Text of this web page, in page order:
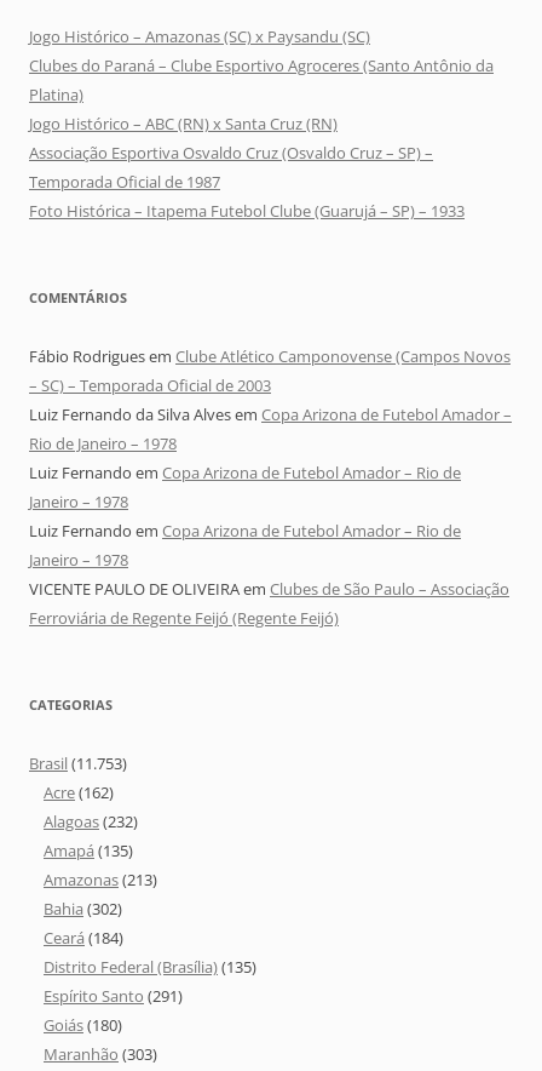
Jogo Histórico – Amazonas (SC) x Paysandu (SC)
Clubes do Paraná – Clube Esportivo Agroceres (Santo Antônio da
Platina)
Jogo Histórico – ABC (RN) x Santa Cruz (RN)
Associação Esportiva Osvaldo Cruz (Osvaldo Cruz – SP) –
Temporada Oficial de 1987
Foto Histórica – Itapema Futebol Clube (Guarujá – SP) – 1933
COMENTÁRIOS
Fábio Rodriguesem Clube Atlético Camponovense (Campos Novos
– SC) – Temporada Oficial de 2003
Luiz Fernando da Silva Alvesem Copa Arizona de Futebol Amador –
Rio de Janeiro – 1978
Luiz Fernando em Copa Arizona de Futebol Amador – Rio de
Janeiro – 1978
Luiz Fernando em Copa Arizona de Futebol Amador – Rio de
Janeiro – 1978
VICENTE PAULO DE OLIVEIRAem Clubes de São Paulo – Associação
Ferroviária de Regente Feijó (Regente Feijó)
CATEGORIAS
Brasil(11.753)
Acre(162)
Alagoas(232)
Amapá (135)
Amazonas(213)
Bahia (302)
Ceará (184)
Distrito Federal (Brasília)(135)
Espírito Santo (291)
Goiás(180)
Maranhão (303)